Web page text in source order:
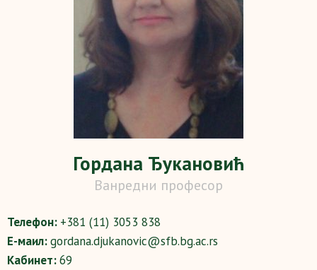
Гордана Ђукановић
Ванредни професор
Телефон: +381 (11) 3053 838
Е-маил:gordana.djukanovic@sfb.bg.ac.rs
Кабинет:69